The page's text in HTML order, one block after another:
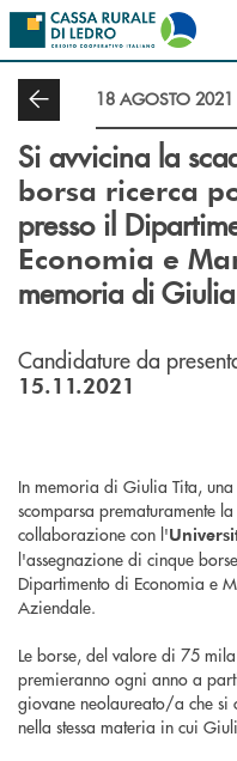
Salta al contenuto principale
18 AGOSTO 2021
Si avvicina la
borsa ricerca
presso il
Economia e
memoria di
Candidature da
15.11.2021
In memoria di Giulia Tita,
scomparsa prematuramente
collaborazione con l'
l'assegnazione di cinque
Dipartimento di Economia e
Aziendale.
Le borse, del valore di 75
premieranno ogni anno a
giovane neolaureato/a che si
nella stessa materia in cui